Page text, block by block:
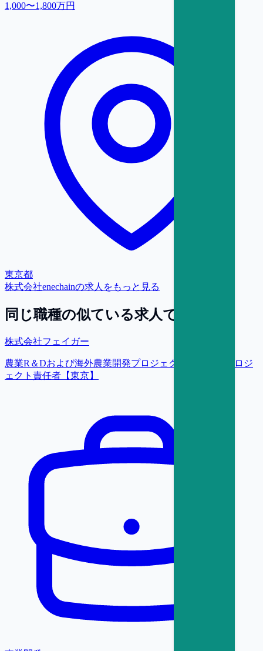
1,000〜1,800万円
東京都
株式会社enechainの求人をもっと見る
同じ職種の似ている求人で探す
株式会社フェイガー
農業R＆Dおよび海外農業開発プロジェクトの推進／プロジ
ェクト責任者【東京】